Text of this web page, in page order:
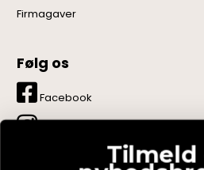
Firmagaver
Følg os
Facebook
Tilmeld